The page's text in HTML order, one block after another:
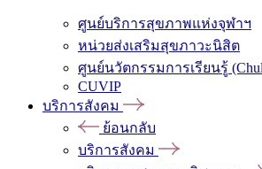
ศูนย์บริการสุขภาพแห่งจุฬาฯ
หน่วยส่งเสริมสุขภาวะนิสิต
ศูนย์นวัตกรรมการเรียนรู้
CUVIP
บริการสังคม
ย้อนกลับ
บริการสังคม